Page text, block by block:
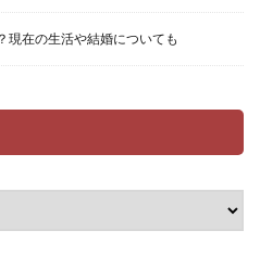
現在の生活や結婚についても